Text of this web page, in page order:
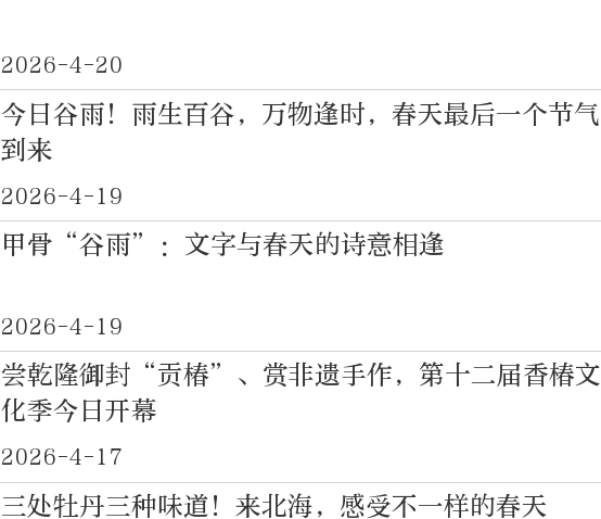
2026-4-20
今日谷雨！雨生百谷，万物逢时，春天最后一个节气
到来
2026-4-19
甲骨“谷雨”：文字与春天的诗意相逢
2026-4-19
尝乾隆御封“贡椿”、赏非遗手作，第十二届香椿文
化季今日开幕
2026-4-17
三处牡丹三种味道！来北海，感受不一样的春天